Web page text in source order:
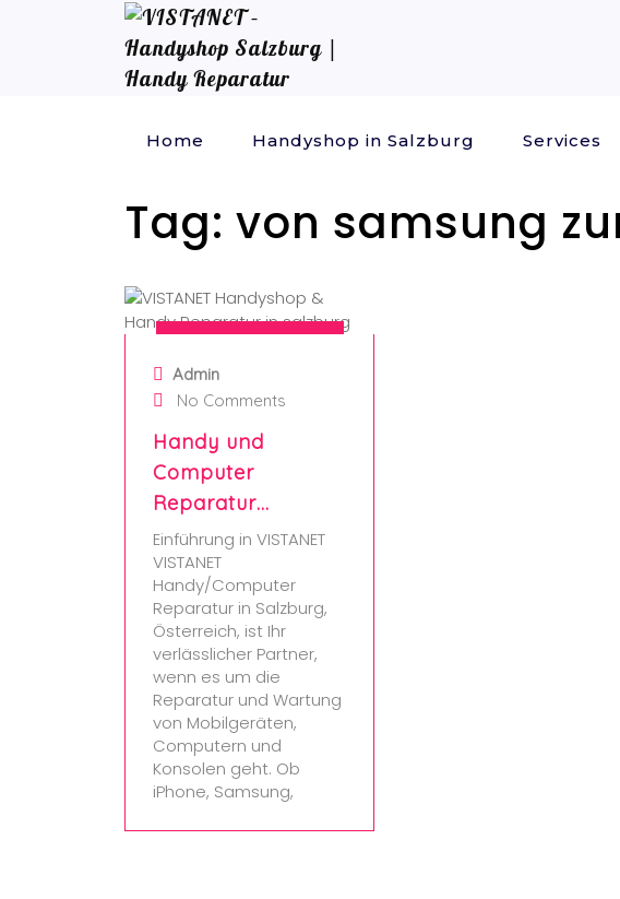
Home Handyshop in Salzburg Services
Tag: von samsung
Admin
No Comments
Handy und
Computer
Reparatur…
Einführung in VISTANET
VISTANET
Handy/Computer
Reparatur in Salzburg,
Österreich, ist Ihr
verlässlicher Partner,
wenn es um die
Reparatur und Wartung
von Mobilgeräten,
Computern und
Konsolen geht. Ob
iPhone, Samsung,